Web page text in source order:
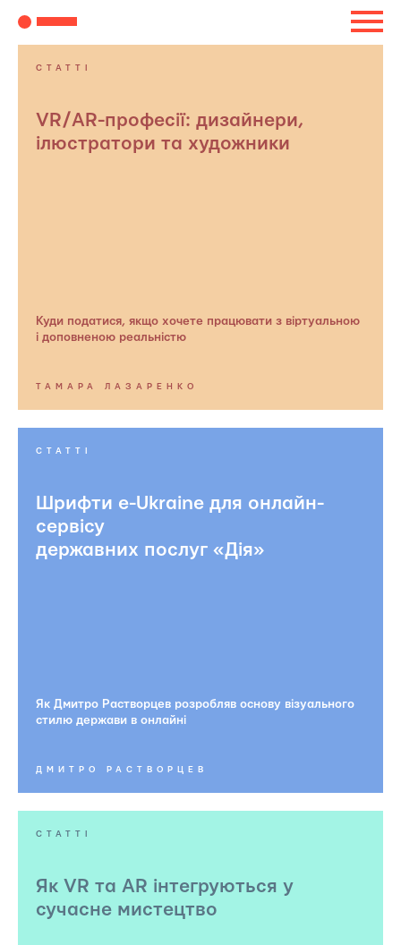
СТАТТІ
VR/AR-професії: дизайнери,
ілюстратори та художники
Куди податися, якщо хочете працювати з віртуальною
і доповненою реальністю
ТАМАРА ЛАЗАРЕНКО
СТАТТІ
Шрифти e-Ukraine для онлайн-
сервісу
державних послуг «Дія»
Як Дмитро Растворцев розробляв основу візуального
стилю держави в онлайні
ДМИТРО РАСТВОРЦЕВ
СТАТТІ
Як VR та AR інтегруються у
сучасне мистецтво